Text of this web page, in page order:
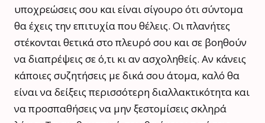
υποχρεώσεις σου και είναι σίγουρο ότι σύντομα
θα έχεις την επιτυχία που θέλεις. Οι πλανήτες
στέκονται θετικά στο πλευρό σου και σε βοηθούν
να διαπρέψεις σε ό,τι κι αν ασχοληθείς. Αν κάνεις
κάποιες συζητήσεις με δικά σου άτομα, καλό θα
είναι να δείξεις περισσότερη διαλλακτικότητα και
να προσπαθήσεις να μην ξεστομίσεις σκληρά